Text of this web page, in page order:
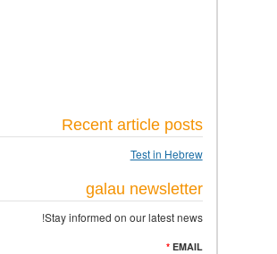
Recent article posts
Test in Hebrew
galau newsletter
Stay informed on our latest news!
EMAIL
*